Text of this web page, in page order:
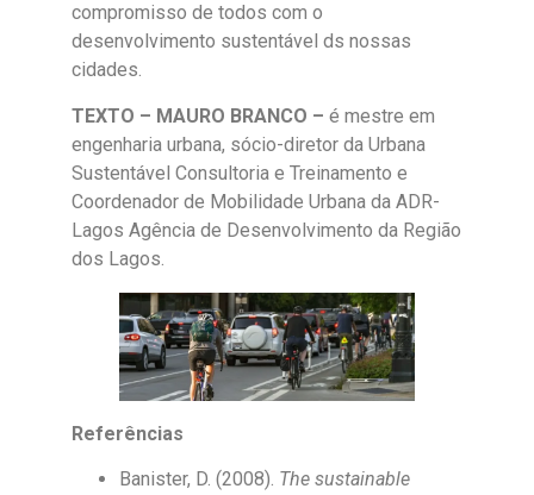
compromisso de todos com o
desenvolvimento sustentável ds nossas
cidades.
TEXTO – MAURO BRANCO – é mestre em
engenharia urbana, sócio-diretor da Urbana
Sustentável Consultoria e Treinamento e
Coordenador de Mobilidade Urbana da ADR-
Lagos Agência de Desenvolvimento da Região
dos Lagos.
Referências
Banister, D. (2008). The sustainable